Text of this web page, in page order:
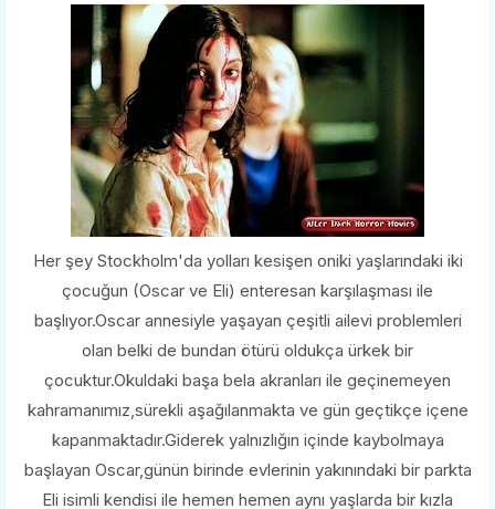
Her şey Stockholm'da yolları kesişen oniki yaşlarındaki iki
çocuğun (Oscar ve Eli) enteresan karşılaşması ile
başlıyor.Oscar annesiyle yaşayan çeşitli ailevi problemleri
olan belki de bundan ötürü oldukça ürkek bir
çocuktur.Okuldaki başa bela akranları ile geçinemeyen
kahramanımız,sürekli aşağılanmakta ve gün geçtikçe içene
kapanmaktadır.Giderek yalnızlığın içinde kaybolmaya
başlayan Oscar,günün birinde evlerinin yakınındaki bir parkta
Eli isimli kendisi ile hemen hemen aynı yaşlarda bir kızla